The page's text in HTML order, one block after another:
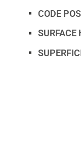
CODE
SURFACE